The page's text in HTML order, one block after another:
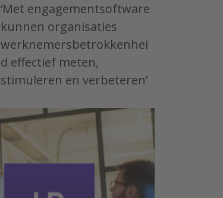
‘Met engagementsoftware
kunnen organisaties
werknemersbetrokkenhei
d effectief meten,
stimuleren en verbeteren’